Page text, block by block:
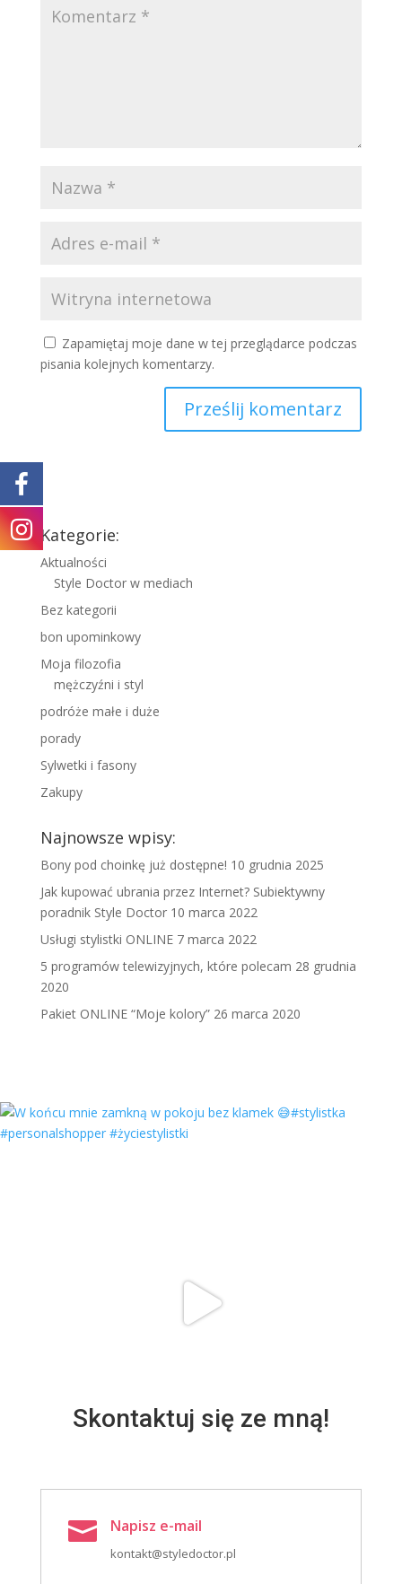
Zapamiętaj moje dane w tej przeglądarce podczas
pisania kolejnych komentarzy.
Kategorie:
Aktualności
Style Doctor w mediach
Bez kategorii
bon upominkowy
Moja filozofia
mężczyźni i styl
podróże małe i duże
porady
Sylwetki i fasony
Zakupy
Najnowsze wpisy:
Bony pod choinkę już dostępne! 10 grudnia 2025
Jak kupować ubrania przez Internet? Subiektywny
poradnik Style Doctor 10 marca 2022
Usługi stylistki ONLINE 7 marca 2022
5 programów telewizyjnych, które polecam 28 grudnia
2020
Pakiet ONLINE “Moje kolory” 26 marca 2020
Skontaktuj się ze mną!
 Napisz e-mail
kontakt@styledoctor.pl